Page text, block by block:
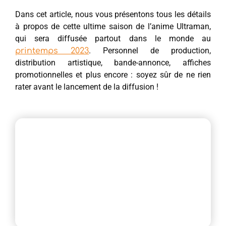
Dans cet article, nous vous présentons tous les détails
à propos de cette ultime saison de l’anime Ultraman,
qui sera diffusée partout dans le monde au
printemps 2023. Personnel de production,
distribution artistique, bande-annonce, affiches
promotionnelles et plus encore : soyez sûr de ne rien
rater avant le lancement de la diffusion !